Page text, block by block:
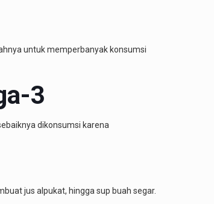
untuk memperbanyak konsumsi
3
dikonsumsi karena
jus alpukat, hingga sup buah segar.